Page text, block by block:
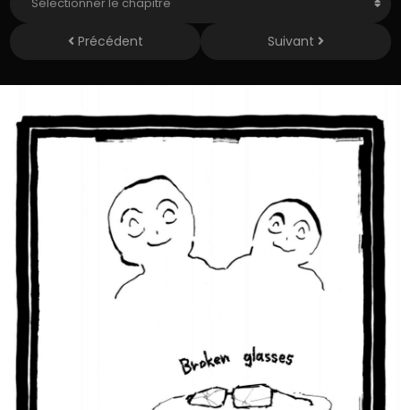
Précédent Suivant